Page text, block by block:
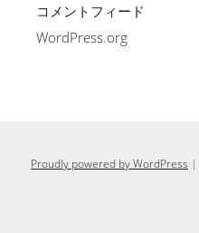
コメントフィード
WordPress.org
Proudly powered by WordPress |